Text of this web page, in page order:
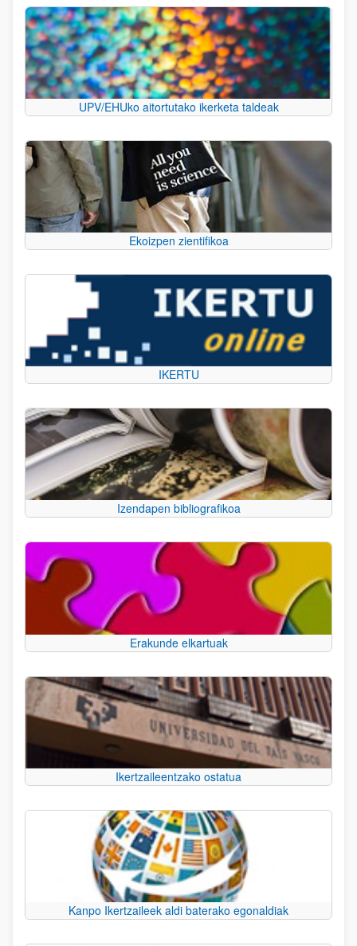
UPV/EHUko aitortutako ikerketa taldeak
Ekoizpen zientifikoa
IKERTU
Izendapen bibliografikoa
Erakunde elkartuak
Ikertzaileentzako ostatua
Kanpo Ikertzaileek aldi baterako egonaldiak